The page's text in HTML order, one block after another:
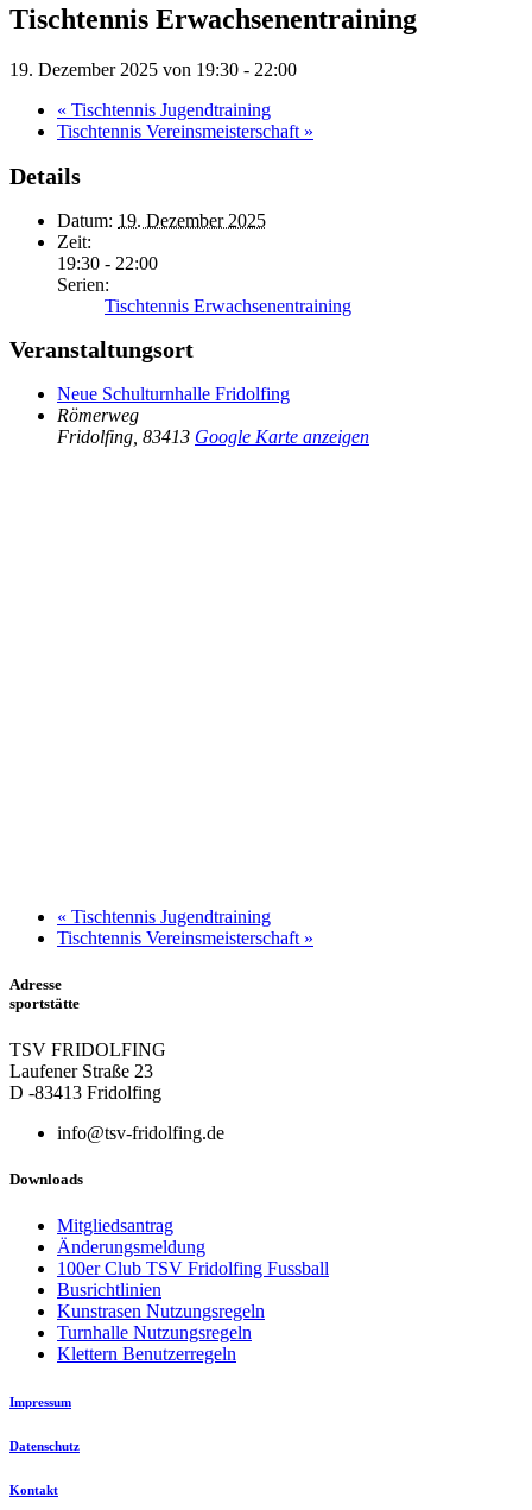
Tischtennis Erwachsenentraining
19. Dezember 2025 von 19:30 - 22:00
« Tischtennis Jugendtraining
Tischtennis Vereinsmeisterschaft »
Details
Datum: 19. Dezember 2025
Zeit:
19:30 - 22:00
Serien:
Tischtennis Erwachsenentraining
Veranstaltungsort
Neue Schulturnhalle Fridolfing
Römerweg
Fridolfing 83413 Google Karte anzeigen
« Tischtennis Jugendtraining
Tischtennis Vereinsmeisterschaft »
Adresse
sportstätte
TSV FRIDOLFING
Laufener Straße 23
D -83413 Fridolfing
info@tsv-fridolfing.de
Downloads
Mitgliedsantrag
Änderungsmeldung
100er Club TSV Fridolfing Fussball
Busrichtlinien
Kunstrasen Nutzungsregeln
Turnhalle Nutzungsregeln
Klettern Benutzerregeln
Impressum
Datenschutz
Kontakt